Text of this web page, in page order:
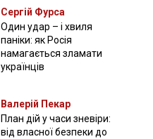
Сергій Фурса
Один удар – і хвиля
паніки: як Росія
намагається зламати
українців
Валерій Пекар
План дій у часи зневіри:
від власної безпеки до